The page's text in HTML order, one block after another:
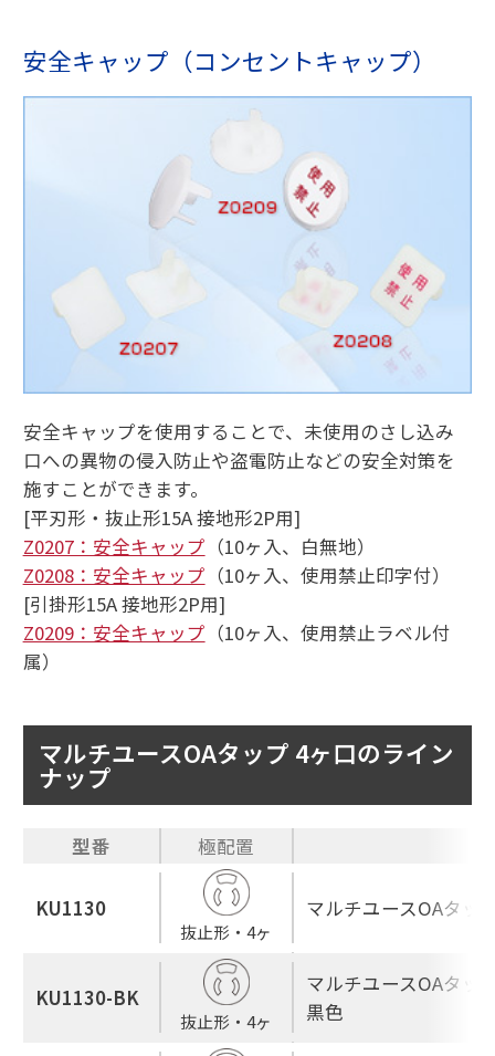
安全キャップ（コンセントキャップ）
安全キャップを使用することで、未使用のさし込み
口への異物の侵入防止や盗電防止などの安全対策を
施すことができます。
[平刃形・抜止形15A 接地形2P用]
Z0207：安全キャップ （10ヶ入、白無地）
Z0208：安全キャップ （10ヶ入、使用禁止印字付）
[引掛形15A 接地形2P用]
Z0209：安全キャップ （10ヶ入、使用禁止ラベル付
属）
マルチユースOAタップ 4ヶ口のライン
ナップ
型番 極配置
KU1130
抜止形・4ヶ
マルチユースOAタッ
KU1130-BK
抜止形・4ヶ
マルチユースOAタッ
黒色